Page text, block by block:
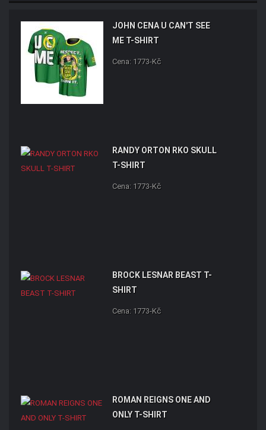
JOHN CENA U CAN'T SEE
ME T-SHIRT
Cena: 1773-Kč
RANDY ORTON RKO SKULL
T-SHIRT
Cena: 1773-Kč
BROCK LESNAR BEAST T-
SHIRT
Cena: 1773-Kč
ROMAN REIGNS ONE AND
ONLY T-SHIRT